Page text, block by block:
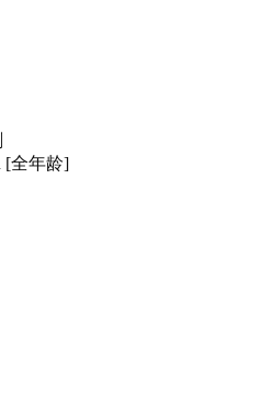
[全年龄]